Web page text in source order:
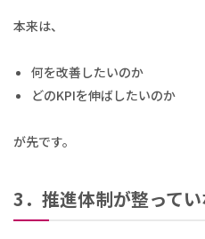
本来は、
何を改善したいのか
どのKPIを伸ばしたいのか
が先です。
3．推進体制が整って